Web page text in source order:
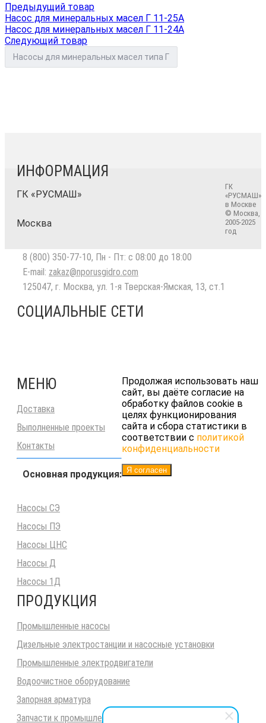
Предыдущий товар
Насос для минеральных масел Г 11-25А
Насос для минеральных масел Г 11-24А
Следующий товар
Насосы для минеральных масел типа Г
ИНФОРМАЦИЯ
ГК «РУСМАШ»
Москва
8 (800) 350-77-10, Пн - Пт: с 08:00 до 18:00
E-mail: zakaz@nporusgidro.com
125047, г. Москва, ул. 1-я Тверская-Ямская, 13, ст.1
СОЦИАЛЬНЫЕ СЕТИ
МЕНЮ
Доставка
Выполненные проекты
Контакты
Основная продукция:
Насосы СЭ
Насосы ПЭ
Насосы ЦНС
Насосы Д
Насосы 1Д
ПРОДУКЦИЯ
Промышленные насосы
Дизельные электростанции и насосные установки
Промышленные электродвигатели
Водоочистное оборудование
Запорная арматура
Запчасти к промышленным насосам
ГК
«РУСМАШ»
в Москве
© Москва,
2005-2025
год
Продолжая использовать наш
сайт, вы даёте согласие на
обработку файлов cookie в
целях функционирования
сайта и сбора статистики в
соответствии с политикой
конфиденциальности
Я согласен